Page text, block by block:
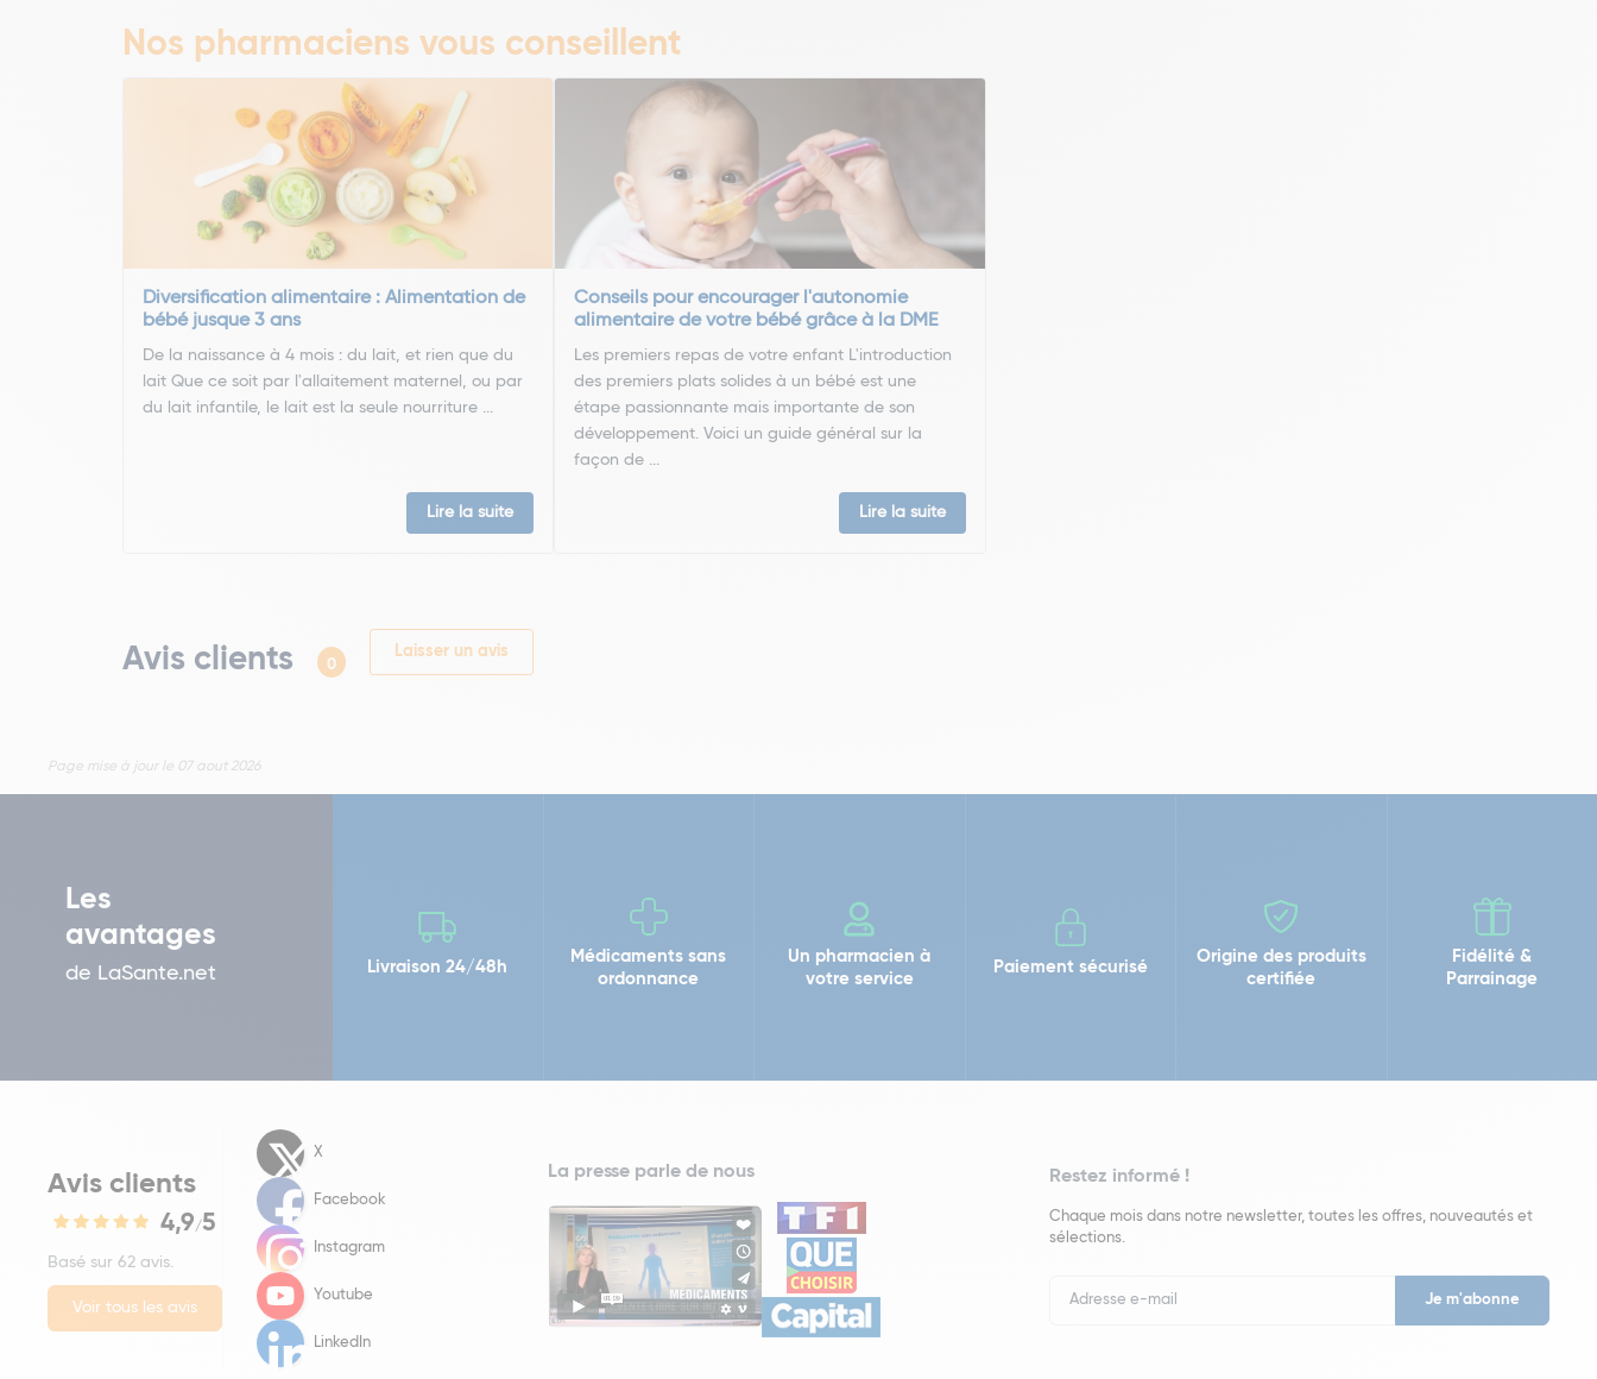
Nos pharmaciens vous conseillent
Diversification alimentaire : Alimentation de
bébé jusque 3 ans
De la naissance à 4 mois : du lait, et rien que du
lait Que ce soit par l'allaitement maternel, ou par
du lait infantile, le lait est la seule nourriture ...
Lire la suite
Conseils pour encourager l'autonomie
alimentaire de votre bébé grâce à la DME
Les premiers repas de votre enfant L'introduction
des premiers plats solides à un bébé est une
étape passionnante mais importante de son
développement. Voici un guide général sur la
façon de ...
Lire la suite
Avis clients 0
Laisser un avis
Page mise à jour le 07 aout 2026
Les
avantages
de LaSante.net Livraison 24/48h
Médicaments sans
ordonnance
Un pharmacien à
votre service
Paiement sécurisé
Origine des produits
certifiée
Fidélité &
Parrainage
Avis clients
4,9/5
Basé sur 62 avis.
Voir tous les avis
X
Facebook
Instagram
Youtube
LinkedIn
La presse parle de nous Restez informé !
Chaque mois dans notre newsletter, toutes les offres, nouveautés et
sélections.
Newsletter